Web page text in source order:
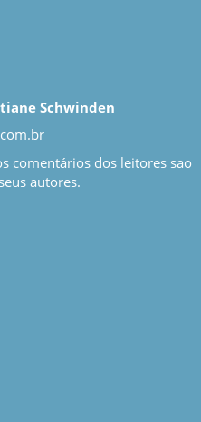
Schwinden
comentários dos leitores sao
autores.